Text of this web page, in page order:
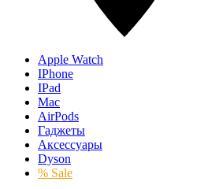
Apple Watch
IPhone
IPad
Mac
AirPods
Гаджеты
Аксессуары
Dyson
% Sale